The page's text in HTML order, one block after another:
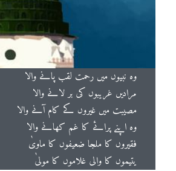
وہ نبیوں میں رحمت لقب پانے والا
مرادیں غریبوں کی بر لانے والا
مصیبت میں غیروں کے کام آنے والا
وہ اپنے پرائے کا غم کھانے والا
فقیروں کا ملجا ضعیفوں کا ماویٰ
یتیموں کا والی غلاموں کا مولیٰ